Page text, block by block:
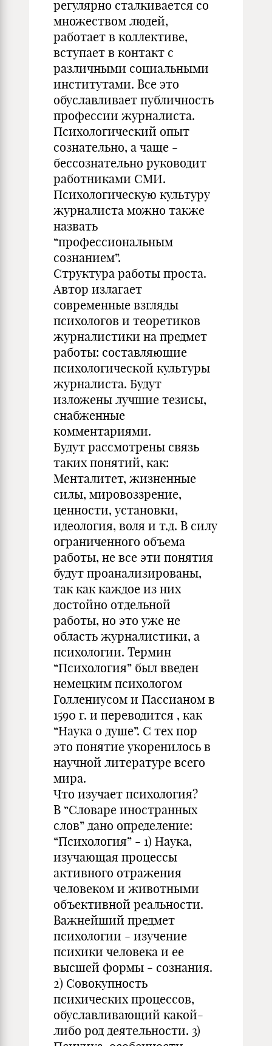
регулярно сталкивается со
множеством людей,
работает в коллективе,
вступает в контакт с
различными социальными
институтами. Все это
обуславливает публичность
профессии журналиста.
Психологический опыт
сознательно, а чаще -
бессознательно руководит
работниками СМИ.
Психологическую культуру
журналиста можно также
назвать
“профессиональным
сознанием”.
Структура работы проста.
Автор излагает
современные взгляды
психологов и теоретиков
журналистики на предмет
работы: составляющие
психологической культуры
журналиста. Будут
изложены лучшие тезисы,
снабженные
комментариями.
Будут рассмотрены связь
таких понятий, как:
Менталитет, жизненные
силы, мировоззрение,
ценности, установки,
идеология, воля и т.д. В силу
ограниченного объема
работы, не все эти понятия
будут проанализированы,
так как каждое из них
достойно отдельной
работы, но это уже не
область журналистики, а
психологии. Термин
“Психология” был введен
немецким психологом
Голлениусом и Пассианом в
1590 г. и переводится , как
“Наука о душе”. С тех пор
это понятие укоренилось в
научной литературе всего
мира.
Что изучает психология?
В “Словаре иностранных
слов” дано определение:
“Психология” - 1) Наука,
изучающая процессы
активного отражения
человеком и животными
объективной реальности.
Важнейший предмет
психологии - изучение
психики человека и ее
высшей формы - сознания.
2) Совокупность
психических процессов,
обуславливающий какой-
либо род деятельности. 3)